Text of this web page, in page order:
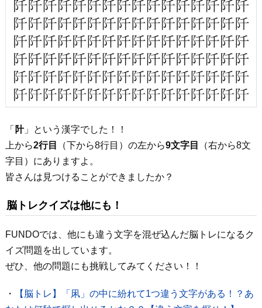
「 䦹」という漢字でした！！
上から2行目 （下から8行目）の左から9文字目
（右から8文
字目）にありますよ。
皆さんは見つけることができましたか？
脳トレクイズは他にも！
FUNDOでは、他にも違う文字を混ぜ込んだ脳トレになるク
イズ問題を出しています。
ぜひ、他の問題にも挑戦してみてください！！
・
【脳トレ】「凩」の中に紛れて1つ違う文字がある！？あ